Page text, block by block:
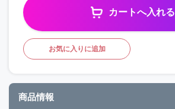
カートへ入れる
お気に入りに追加
商品情報